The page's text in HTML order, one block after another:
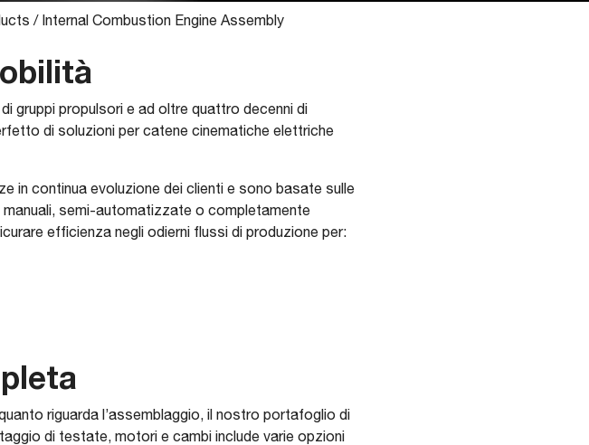
/ Internal Combustion Engine Assembly
gruppi propulsori e ad oltre quattro decenni di
di soluzioni per catene cinematiche elettriche
in continua evoluzione dei clienti e sono basate sulle
semi-automatizzate o completamente
efficienza negli odierni flussi di produzione per:
riguarda l’assemblaggio, il nostro portafoglio di
di testate, motori e cambi include varie opzioni